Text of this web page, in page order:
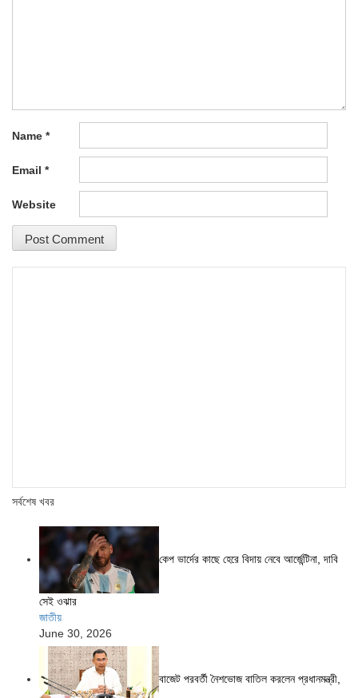
Name *
Email *
Website
সর্বশেষ খবর
কেপ ভার্দের কাছে হেরে বিদায় নেবে আর্জেন্টিনা, দাবি
সেই ওঝার
জাতীয়
June 30, 2026
বাজেট পরবর্তী নৈশভোজ বাতিল করলেন প্রধানমন্ত্রী,